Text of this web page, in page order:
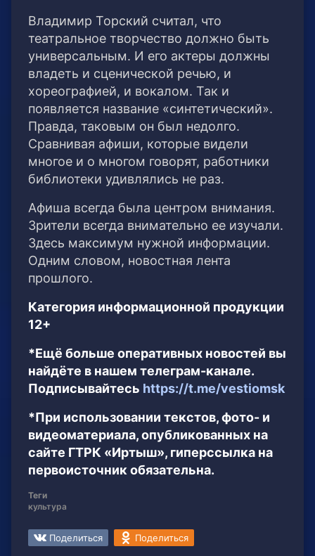
Владимир Торский считал, что
театральное творчество должно быть
универсальным. И его актеры должны
владеть и сценической речью, и
хореографией, и вокалом. Так и
появляется название «синтетический».
Правда, таковым он был недолго.
Сравнивая афиши, которые видели
многое и о многом говорят, работники
библиотеки удивлялись не раз.
Афиша всегда была центром внимания.
Зрители всегда внимательно ее изучали.
Здесь максимум нужной информации.
Одним словом, новостная лента
прошлого.
Категория информационной продукции
12+
*Ещё больше оперативных новостей вы
найдёте в нашем телеграм-канале.
Подписывайтесь https://t.me/vestiomsk
*При использовании текстов, фото- и
видеоматериала, опубликованных на
сайте ГТРК «Иртыш», гиперссылка на
первоисточник обязательна.
Теги
культура
Поделиться Поделиться